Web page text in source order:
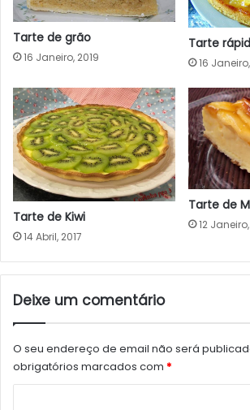
Tarte de grão
16 Janeiro, 2019
Tarte
16
Tarte de Kiwi
14 Abril, 2017
Tarte de
12
Deixe um comentário
O seu endereço de email não será
obrigatórios marcados com *